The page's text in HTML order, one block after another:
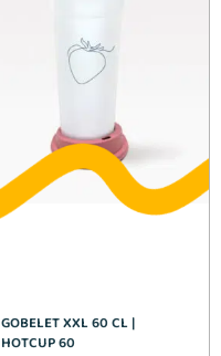
GOBELET XXL 60 CL |
HOTCUP 60